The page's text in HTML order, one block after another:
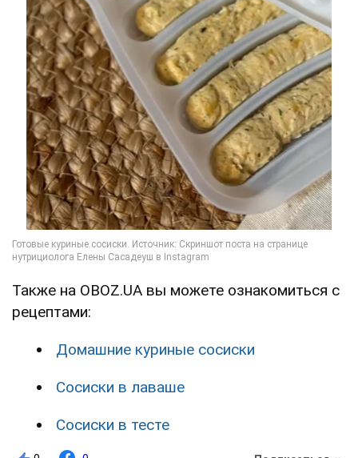
Также на OBOZ.UA вы можете ознакомиться с
рецептами:
Домашние куриные сосиски
Сосиски в лаваше
Сосиски в тесте